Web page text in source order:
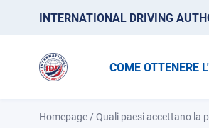
INTERNATIONAL DRIVING
COME OTTENERE
Homepage /Quali paesi accettano la